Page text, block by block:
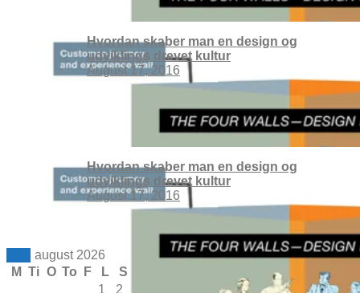
Hvordan skaber man en design og
udviklings drevet kultur
August 17, 2016
Hvordan skaber man en design og
udviklings drevet kultur
August 17, 2016
august 2026
M Ti O To F L
S
1
2